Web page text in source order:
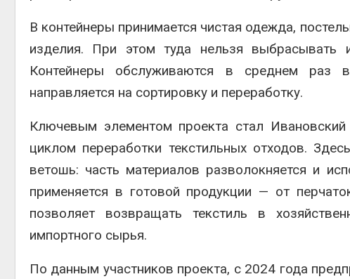
В контейнеры принимается чистая одежда,
изделия. При этом туда нельзя выбрасывать
Контейнеры обслуживаются в среднем раз
направляется на сортировку и переработку.
Ключевым элементом проекта стал
циклом переработки текстильных отходов.
ветошь: часть материалов разволокняется и
применяется в готовой продукции — от
позволяет возвращать текстиль в
импортного сырья.
По данным участников проекта, с 2024 года